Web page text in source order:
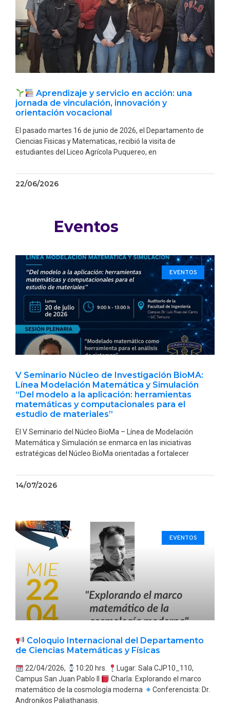
Aprendizaje y servicio en acción: una
jornada de vinculación, innovación y
orientación vocacional
El pasado martes 16 de junio de 2026, el Departamento de
Ciencias Fisicas y Matematicas, recibió la visita de
estudiantes del Liceo Agrícola Puquereo, en
22/06/2026
Eventos
EVENTOS
V Seminario Núcleo de Investigación BioMA:
Línea Modelación Matemática y Simulación
“Del modelo a la aplicación: herramientas
matemáticas y computacionales para el
estudio de materiales”
El V Seminario del Núcleo BioMa – Línea de Modelación
Matemática y Simulación se enmarca en las iniciativas
estratégicas del Núcleo BioMa orientadas a fortalecer
14/07/2026
EVENTOS
Coloquio Internacional del Departamento
de Ciencias Matemáticas y Físicas
22/04/2026, 10:20 hrs.
Lugar: Sala CJP10_110,
Campus San Juan Pablo II
Charla: Explorando el marco
matemático de la cosmología moderna
Conferencista: Dr.
Andronikos Paliathanasis.